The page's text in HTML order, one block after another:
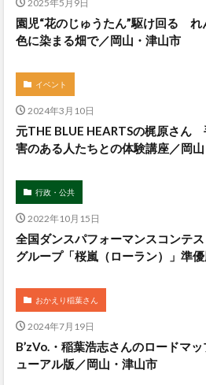
2025年5月9日
園児“花のじゅうたん”駆け回る
色に染まる畑で／岡山・津山市
イベント
2024年3月10日
元THE BLUE HEARTSの梶原さ
害のある人たちとの体験講座／
行政・公共
2022年10月15日
全国ダンスパフォーマンスコンテ
グループ「桜嵐（ローラン）」準
おかえり稲葉さん
2024年7月19日
B’zVo.・稲葉浩志さんのロード
ューアル版／岡山・津山市